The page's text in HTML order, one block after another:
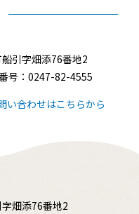
引字畑添76番地2
号：0247-82-4555
い合わせはこちらから
畑添76番地2